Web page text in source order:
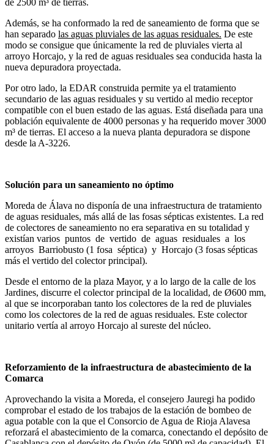
Además, se ha conformado la red de saneamiento de forma que se
han separado las aguas pluviales de las aguas residuales. De este
modo se consigue que únicamente la red de pluviales vierta al
arroyo Horcajo, y la red de aguas residuales sea conducida hasta la
nueva depuradora proyectada.
Por otro lado, la EDAR construida permite ya el tratamiento
secundario de las aguas residuales y su vertido al medio receptor
compatible con el buen estado de las aguas. Está diseñada para una
población equivalente de 4000 personas y ha requerido mover 3000
m³ de tierras. El acceso a la nueva planta depuradora se dispone
desde la A-3226.
Solución para un saneamiento no óptimo
Moreda de Álava no disponía de una infraestructura de tratamiento
de aguas residuales, más allá de las fosas sépticas existentes. La red
de colectores de saneamiento no era separativa en su totalidad y
existían varios puntos de vertido de aguas residuales a los
arroyos Barriobusto (1 fosa séptica) y Horcajo (3 fosas sépticas
más el vertido del colector principal).
Desde el entorno de la plaza Mayor, y a lo largo de la calle de los
Jardines, discurre el colector principal de la localidad, de Ø600 mm,
al que se incorporaban tanto los colectores de la red de pluviales
como los colectores de la red de aguas residuales. Este colector
unitario vertía al arroyo Horcajo al sureste del núcleo.
Reforzamiento de la infraestructura de abastecimiento de la
Comarca
Aprovechando la visita a Moreda, el consejero Jauregi ha podido
comprobar el estado de los trabajos de la estación de bombeo de
agua potable con la que el Consorcio de Agua de Rioja Alavesa
reforzará el abastecimiento de la comarca, conectando el depósito de